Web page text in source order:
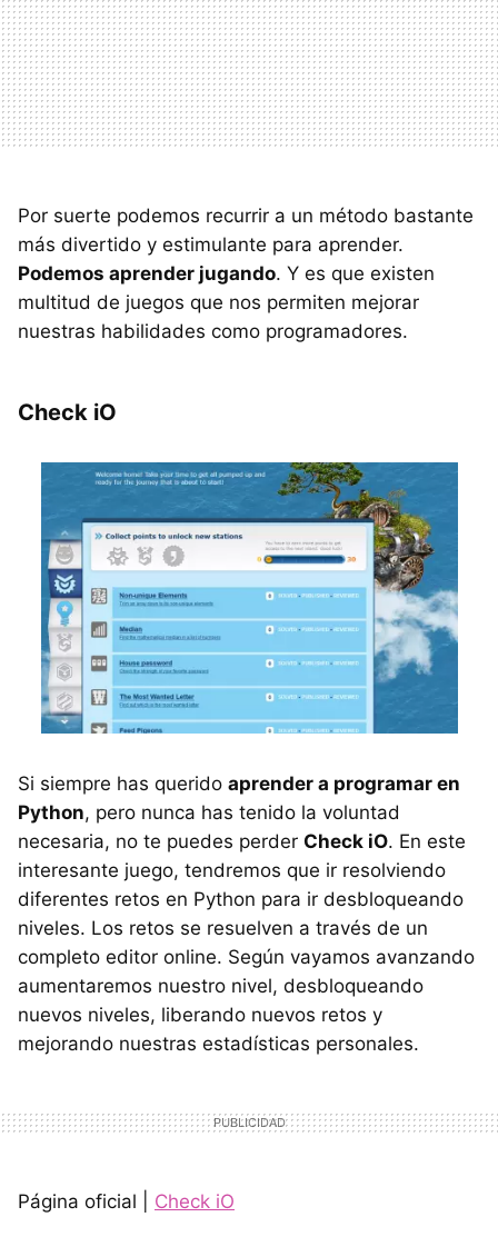
Por suerte podemos recurrir a un método bastante
más divertido y estimulante para aprender.
Podemos aprender jugando. Y es que existen
multitud de juegos que nos permiten mejorar
nuestras habilidades como programadores.
Check iO
Si siempre has querido aprender a programar en
Python, pero nunca has tenido la voluntad
necesaria, no te puedes perder Check iO. En este
interesante juego, tendremos que ir resolviendo
diferentes retos en Python para ir desbloqueando
niveles. Los retos se resuelven a través de un
completo editor online. Según vayamos avanzando
aumentaremos nuestro nivel, desbloqueando
nuevos niveles, liberando nuevos retos y
mejorando nuestras estadísticas personales.
Página oficial | Check iO